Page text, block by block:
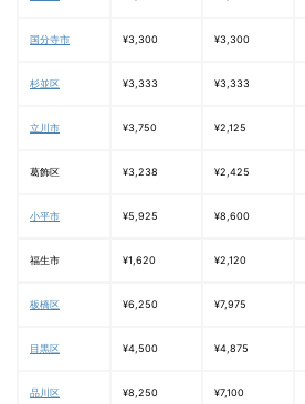
国分寺市 ¥3,300 ¥3,300
杉並区 ¥3,333 ¥3,333
立川市 ¥3,750 ¥2,125
葛飾区 ¥3,238 ¥2,425
小平市 ¥5,925 ¥8,600
福生市 ¥1,620 ¥2,120
板橋区 ¥6,250 ¥7,975
目黒区 ¥4,500 ¥4,875
品川区 ¥8,250 ¥7,100